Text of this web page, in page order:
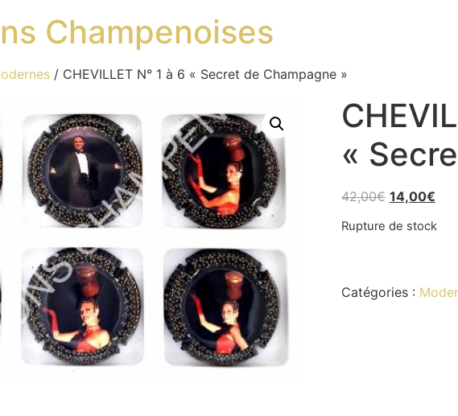
Champenoises
/ CHEVILLET N° 1 à 6 « Secret de Champagne »
«
42,00€ 14,00€
Rupture de stock
Catégories :